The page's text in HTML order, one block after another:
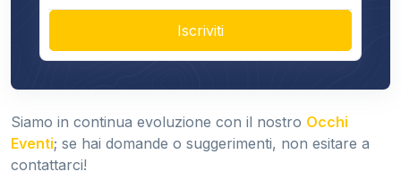
Iscriviti
Siamo in continua evoluzione con il nostro Occhi
Eventi; se hai domande o suggerimenti, non esitare a
contattarci!